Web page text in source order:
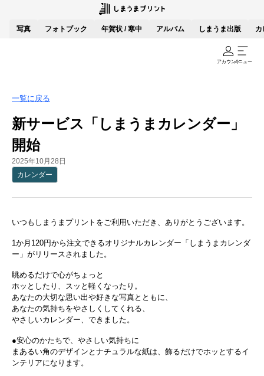
写真 フォトブック 年賀状 / 寒中 アルバム しまうま出版 カ
アカウントメニュー
一覧に戻る
新サービス「しまうまカレンダー」
開始
2025年10月28日
カレンダー
いつもしまうまプリントをご利用いただき、ありがとうございます。
1か月120円から注文できるオリジナルカレンダー「しまうまカレンダ
ー」がリリースされました。
眺めるだけで心がちょっと
ホッとしたり、スッと軽くなったり。
あなたの大切な思い出や好きな写真とともに、
あなたの気持ちをやさしくしてくれる、
やさしいカレンダー、できました。
●安心のかたちで、やさしい気持ちに
まあるい角のデザインとナチュラルな紙は、飾るだけでホッとするイ
ンテリアになります。